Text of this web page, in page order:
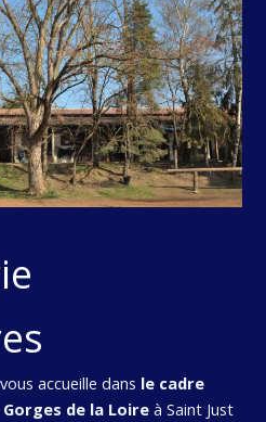
accueille dans le cadre
de la Loireà Saint Just